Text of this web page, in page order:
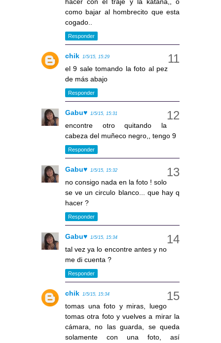
como bajar al hombrecito que esta
cogado..
Responder
chik 1/5/15, 15:29
el 9 sale tomando la foto al pez
de más abajo
Responder
Gabu♥ 1/5/15, 15:31
encontre otro quitando la
cabeza del muñeco negro,, tengo 9
Responder
Gabu♥ 1/5/15, 15:32
no consigo nada en la foto ! solo
se ve un circulo blanco... que hay q
hacer ?
Responder
Gabu♥ 1/5/15, 15:34
tal vez ya lo encontre antes y no
me di cuenta ?
Responder
chik 1/5/15, 15:34
tomas una foto y miras, luego
tomas otra foto y vuelves a mirar la
cámara, no las guarda, se queda
solamente con una foto, así